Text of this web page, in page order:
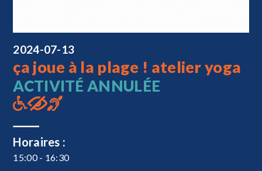
2024-07-13
ça joue à la plage ! atelier yoga
ACTIVITÉ ANNULÉE
Horaires :
15:00 - 16:30